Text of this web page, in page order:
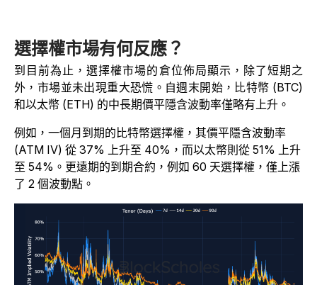
選擇權市場有何反應？
到目前為止，選擇權市場的倉位佈局顯示，除了短期之
外，市場並未出現重大恐慌。自週末開始，比特幣 (BTC)
和以太幣 (ETH) 的中長期價平隱含波動率僅略有上升。
例如，一個月到期的比特幣選擇權，其價平隱含波動率
(ATM IV) 從 37% 上升至 40%，而以太幣則從 51% 上升
至 54%。更遠期的到期合約，例如 60 天選擇權，僅上漲
了 2 個波動點。